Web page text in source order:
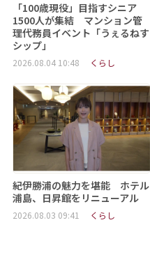
「100歳現役」目指すシニア
1500人が集結 マンション管
理代務員イベント「うぇるねす
シップ」
2026.08.04 10:48 くらし
紀伊勝浦の魅力を堪能 ホテル
浦島、日昇館をリニューアル
2026.08.03 09:41 くらし